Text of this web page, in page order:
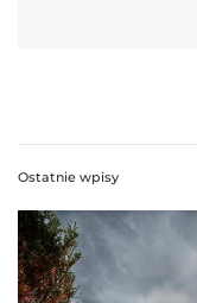
Ostatnie wpisy